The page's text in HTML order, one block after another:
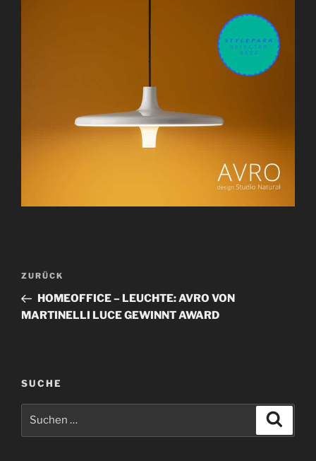
i
g
s
V
o
r
i
ZURÜCK
HOMEOFFICE – LEUCHTE: AVRO VON
MARTINELLI LUCE GEWINNT AWARD
SUCHE
c